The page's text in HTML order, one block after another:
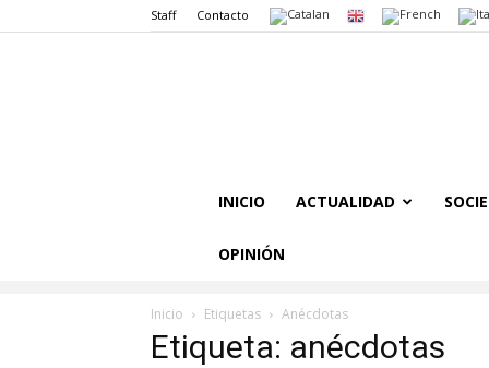
Staff Contacto
INICIO ACTUALIDAD
OPINIÓN
Inicio Etiquetas Anécdotas
Etiqueta: anécdotas